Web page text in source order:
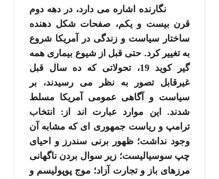
نگارنده اشاره می ­دارد، در دهه دوم
قرن بیست و یکم، صفحات شکل ­دهنده
ساختار سیاست و زندگی در آمریکا شروع
به تغییر کرد. حتی قبل از شیوع بیماری همه
­گیر کوید 19، تحولاتی که ده سال قبل
غیرقابل تصور به نظر می­ رسیدند، بر
سیاست و آگاهی عمومی آمریکا مسلط
شدند. این موارد عبارت ­اند از: انتخاب
ترامپ و ریاست جمهوری­ ای که مشابه آن
وجود نداشت؛ ظهور برنی سندرز و احیای
چپ سوسیالیست؛ زیر سوال بردن ناگهانی
مرزهای باز و تجارت آزاد؛ موج پوپولیسم و